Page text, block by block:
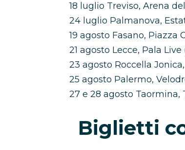
18 luglio Treviso, Arena
24 luglio Palmanova,
19 agosto Fasano, Piazza
21 agosto Lecce, Pala
23 agosto Roccella
25 agosto Palermo,
27 e 28 agosto Taormina,
Biglietti